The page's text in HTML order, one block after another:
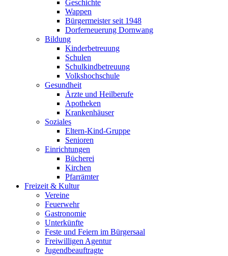
Geschichte
Wappen
Bürgermeister seit 1948
Dorferneuerung Dornwang
Bildung
Kinderbetreuung
Schulen
Schulkindbetreuung
Volkshochschule
Gesundheit
Ärzte und Heilberufe
Apotheken
Krankenhäuser
Soziales
Eltern-Kind-Gruppe
Senioren
Einrichtungen
Bücherei
Kirchen
Pfarrämter
Freizeit & Kultur
Vereine
Feuerwehr
Gastronomie
Unterkünfte
Feste und Feiern im Bürgersaal
Freiwilligen Agentur
Jugendbeauftragte